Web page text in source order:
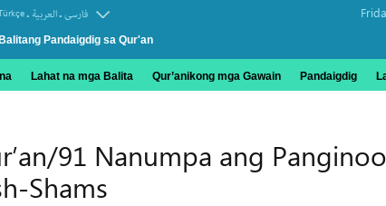
. العربیة.فارسی
Pandaigdig sa Qur'an
Lahat na mga Balita Qur’anikong mga Gawain Pandaigdig
91 Nanumpa ang
Shams